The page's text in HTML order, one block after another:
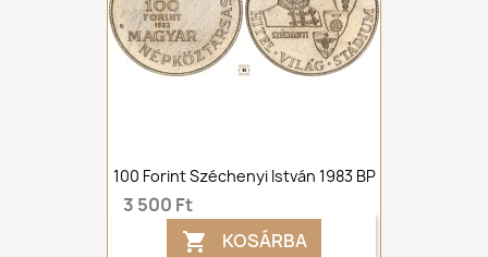
100 Forint Széchenyi István 1983 BP
3 500 Ft
 KOSÁRBA